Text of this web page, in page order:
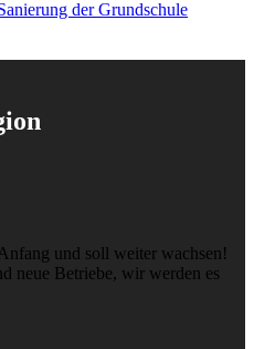
der Grundschule
und soll weiter wachsen!
neue Betriebe, wir werden es